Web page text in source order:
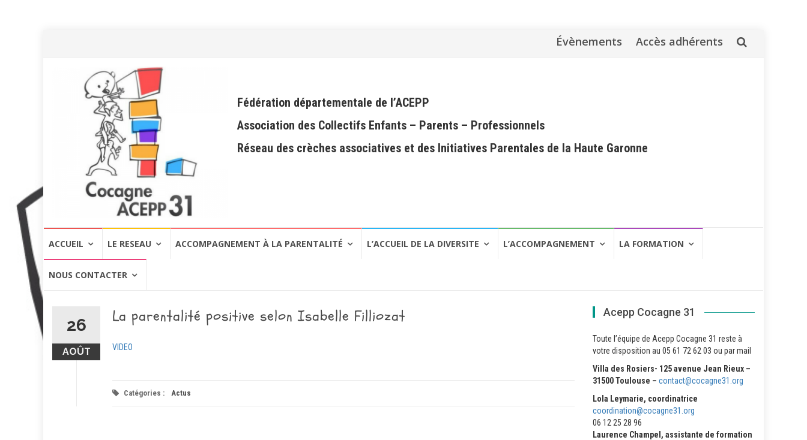
Aller
Évènements Accès adhérents
Fédération départementale de l’ACEPP
Association des Collectifs Enfants – Parents – Professionnels
Réseau des crèches associatives et des Initiatives Parentales de la Haute Garonne
au
contenu
ACCUEIL LE RESEAU ACCOMPAGNEMENT À LA PARENTALITÉ L’ACCUEIL DE LA DIVERSITE L’ACCOMPAGNEMENT LA FORMATION
NOUS CONTACTER
26
AOÛT
La parentalité positive selon Isabelle Filliozat
VIDEO
Catégories : Actus
Acepp Cocagne 31
Toute l’équipe de Acepp Cocagne 31 reste à
votre disposition au 05 61 72 62 03 ou par mail
Villa des Rosiers- 125 avenue Jean Rieux –
31500 Toulouse – contact@cocagne31.org
Lola Leymarie, coordinatrice
coordination@cocagne31.org
06 12 25 28 96
Laurence Champel, assistante de formation